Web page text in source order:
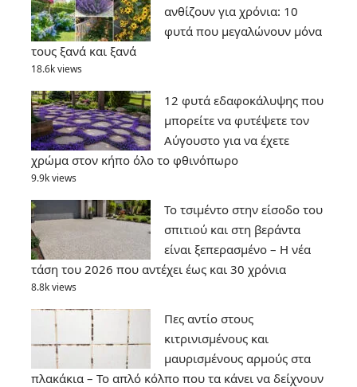
ανθίζουν για χρόνια: 10
φυτά που μεγαλώνουν μόνα
τους ξανά και ξανά
18.6k views
12 φυτά εδαφοκάλυψης που
μπορείτε να φυτέψετε τον
Αύγουστο για να έχετε
χρώμα στον κήπο όλο το φθινόπωρο
9.9k views
Το τσιμέντο στην είσοδο του
σπιτιού και στη βεράντα
είναι ξεπερασμένο – Η νέα
τάση του 2026 που αντέχει έως και 30 χρόνια
8.8k views
Πες αντίο στους
κιτρινισμένους και
μαυρισμένους αρμούς στα
πλακάκια – Το απλό κόλπο που τα κάνει να δείχνουν